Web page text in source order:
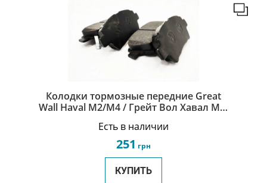
Колодки тормозные передние Great
Wall Haval M2/М4 / Грейт Вол Хавал M2/
Есть в наличии
251 грн
КУПИТЬ